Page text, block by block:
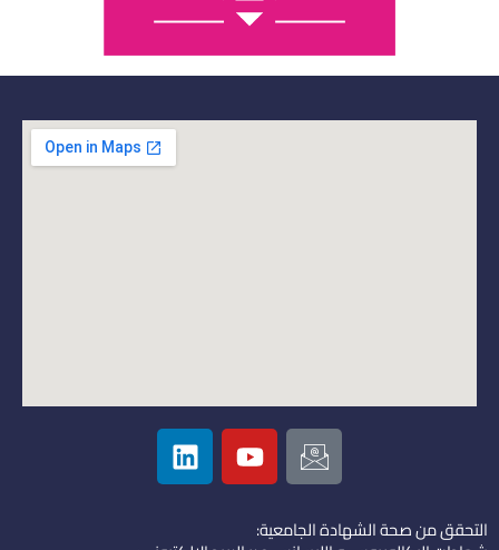
I
c
o
n
Y
o
u
L
i
n
التحقق من صحة الشهادة الجامعية: